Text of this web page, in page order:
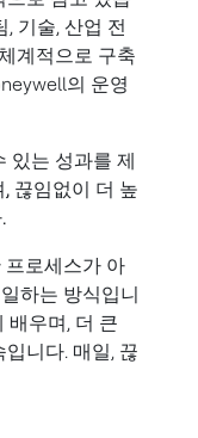
기술, 산업 전
계적으로 구축
의 운영
있는 성과를 제
끊임없이 더 높
로세스가 아
하는 방식입니
배우며, 더 큰
니다. 매일, 끊